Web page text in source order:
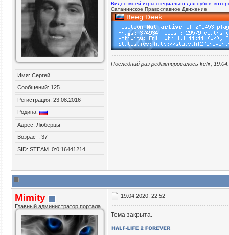
Имя: Сергей
Сообщений: 125
Регистрация: 23.08.2016
Родина:
Адрес: Люберцы
Возраст: 37
SID: STEAM_0:0:16441214
Видео моей игры специально для нубов,
Сатанинское Православное Движение
Последний раз редактировалось kefir;
Mimity
Главный администратор портала
19.04.2020, 22:52
Тема закрыта.